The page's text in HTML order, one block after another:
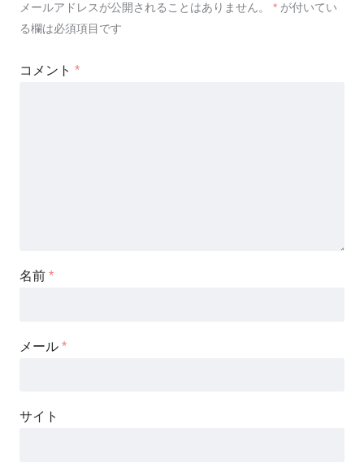
メールアドレスが公開されることはありません。 * が付いてい
る欄は必須項目です
コメント *
名前 *
メール *
サイト